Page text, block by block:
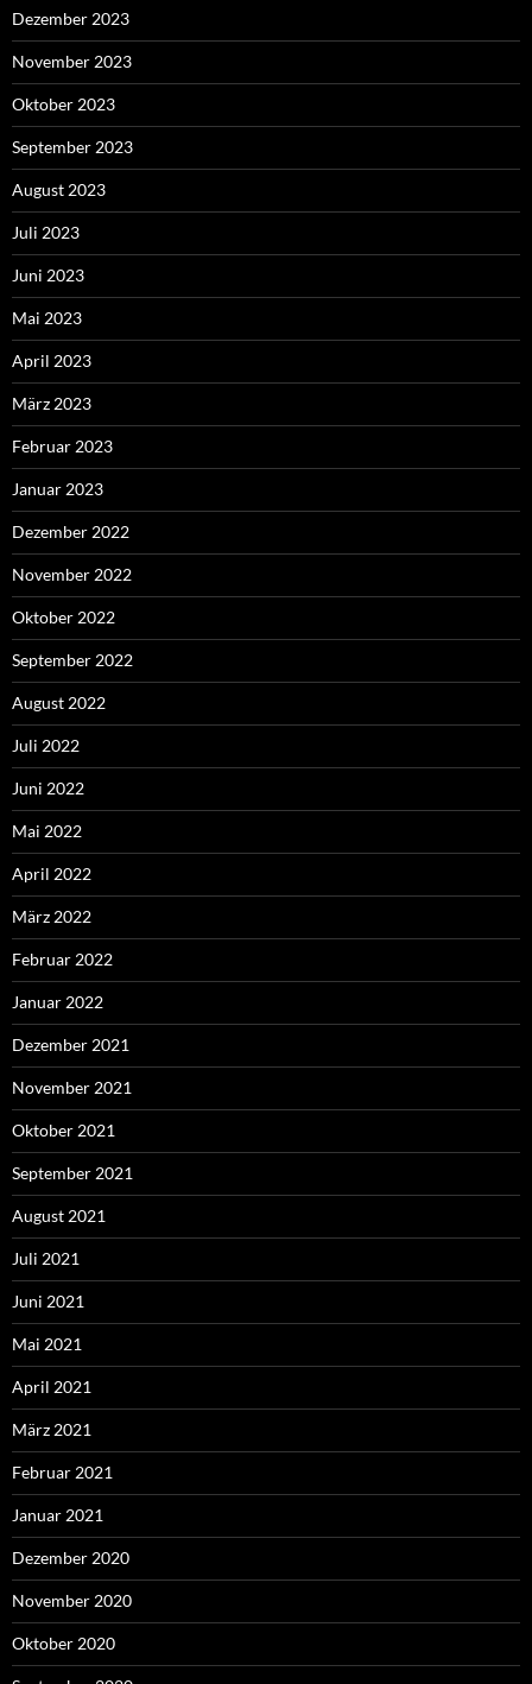
Dezember 2023
November 2023
Oktober 2023
September 2023
August 2023
Juli 2023
Juni 2023
Mai 2023
April 2023
März 2023
Februar 2023
Januar 2023
Dezember 2022
November 2022
Oktober 2022
September 2022
August 2022
Juli 2022
Juni 2022
Mai 2022
April 2022
März 2022
Februar 2022
Januar 2022
Dezember 2021
November 2021
Oktober 2021
September 2021
August 2021
Juli 2021
Juni 2021
Mai 2021
April 2021
März 2021
Februar 2021
Januar 2021
Dezember 2020
November 2020
Oktober 2020